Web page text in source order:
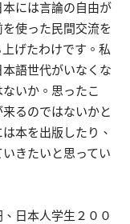
本には言論の自由が
使った民間交流を
げたわけです。私
語世代がいなくな
いか。思ったこ
るのではないかと
本を出版したり、
きたいと思ってい
日本人学生２００